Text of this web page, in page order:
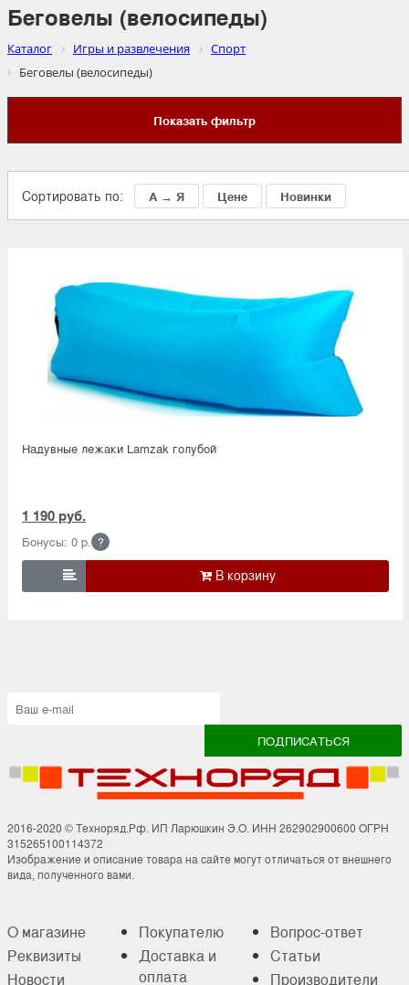
Беговелы (велосипеды)
Каталог Игры и развлечения
Спорт
Беговелы (велосипеды)
Показать фильтр
Сортировать по: А → Я Цене Новинки
Надувные лежаки Lamzak голубой
1 190 руб.
Бонусы: 0 р. ?

2016-2020 © Техноряд.Рф. ИП Ларюшкин Э.О. ИНН 262902900600 ОГРН
315265100114372
Изображение и описание товара на сайте могут отличаться от внешнего
вида, полученного вами.
О магазине
Реквизиты
Новости
Покупателю
Доставка и
оплата
Вопрос-ответ
Статьи
Производители